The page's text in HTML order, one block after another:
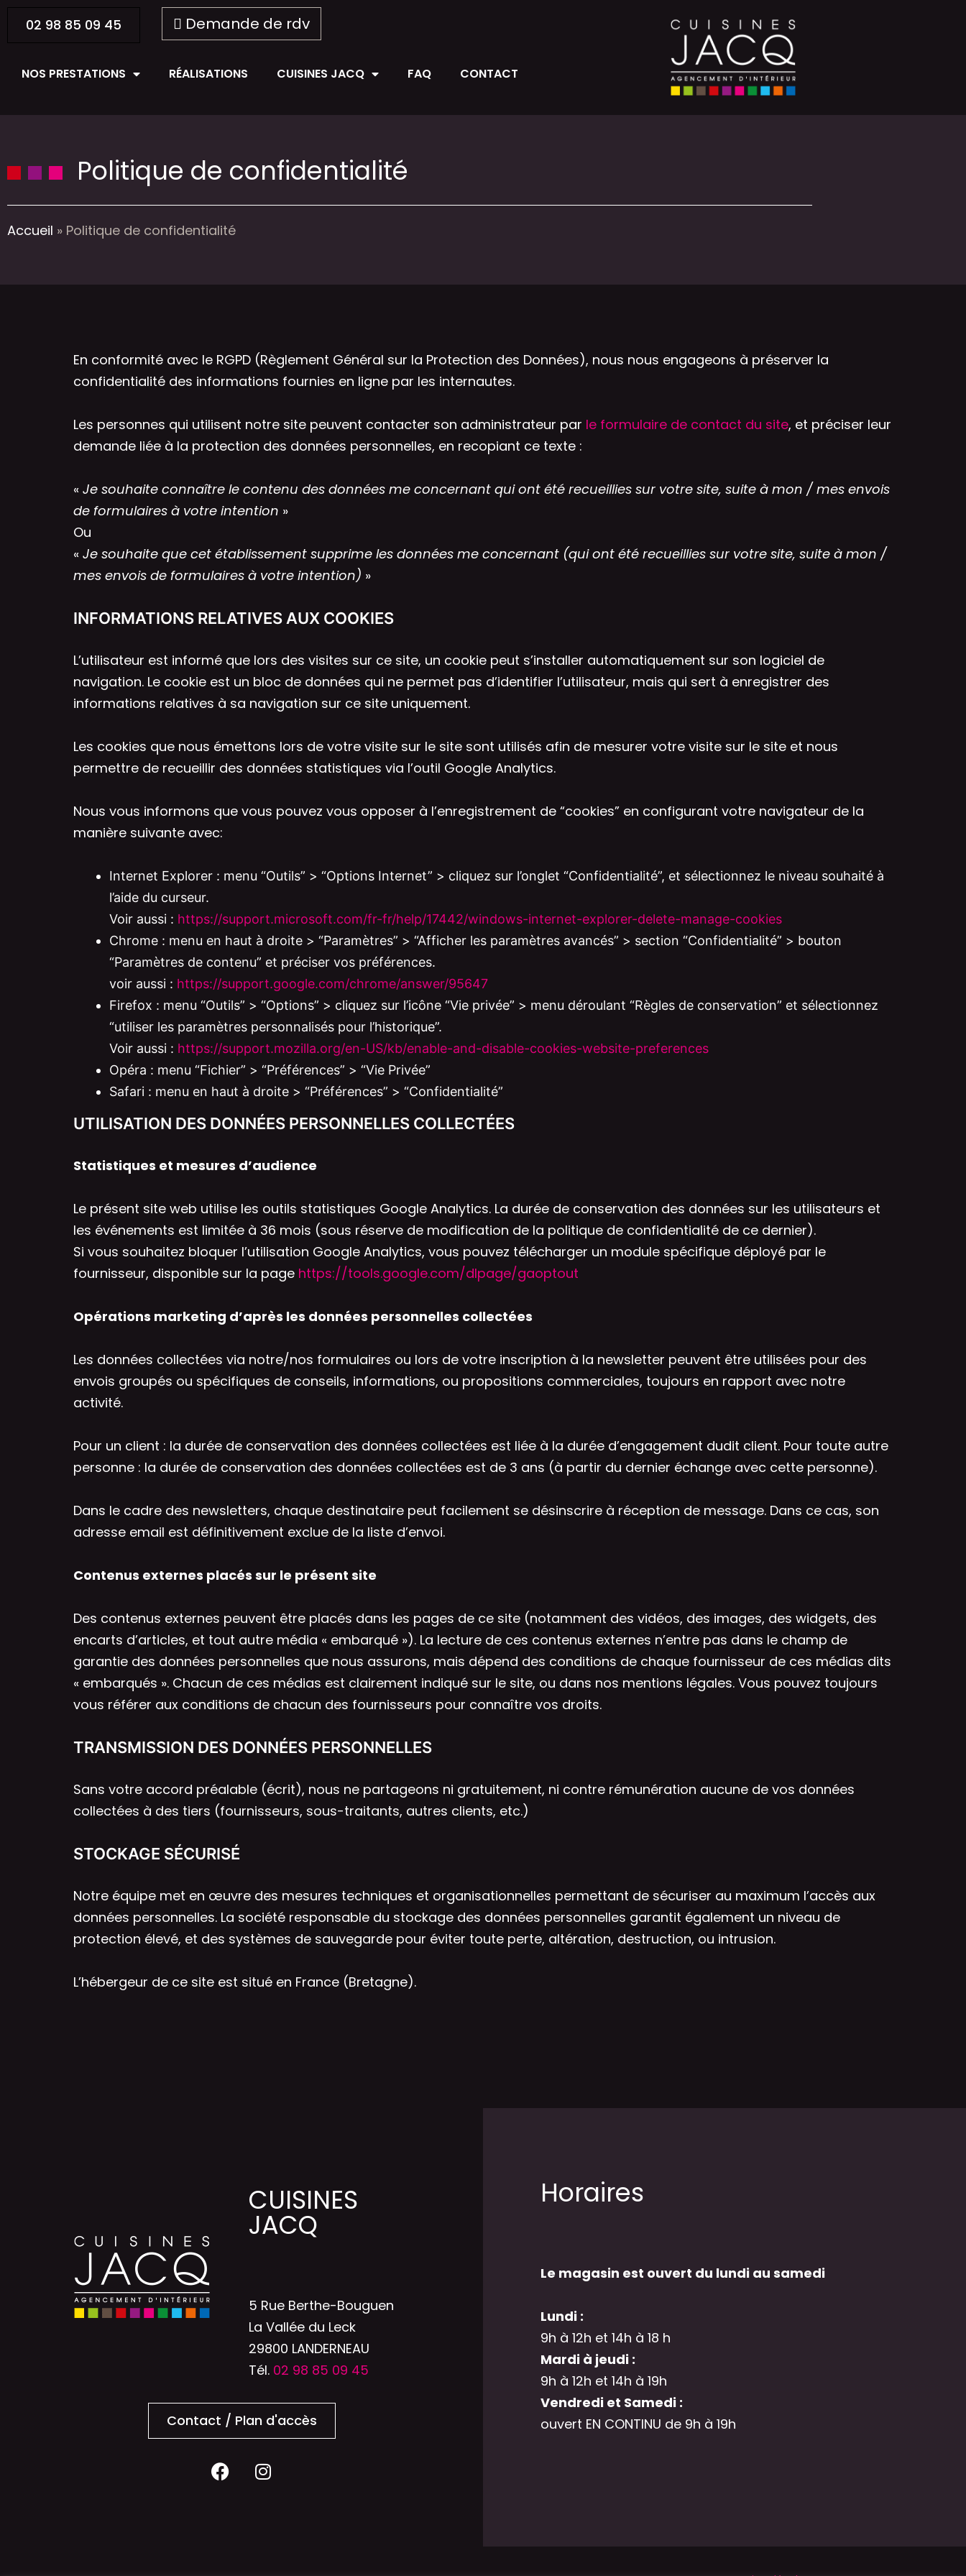
02 98 85 09 45 Demande de rdv
NOS PRESTATIONS RÉALISATIONS CUISINES JACQ FAQ CONTACT
Politique de confidentialité
Accueil » Politique de confidentialité
En conformité avec le RGPD (Règlement Général sur la Protection des Données), nous nous engageons à préserver la
confidentialité des informations fournies en ligne par les internautes.
Les personnes qui utilisent notre site peuvent contacter son administrateur par le formulaire de contact du site, et préciser leur
demande liée à la protection des données personnelles, en recopiant ce texte :
« Je souhaite connaître le contenu des données me concernant qui ont été recueillies sur votre site, suite à mon / mes envois
de formulaires à votre intention »
Ou
« Je souhaite que cet établissement supprime les données me concernant (qui ont été recueillies sur votre site, suite à mon /
mes envois de formulaires à votre intention) »
INFORMATIONS RELATIVES AUX COOKIES
L’utilisateur est informé que lors des visites sur ce site, un cookie peut s’installer automatiquement sur son logiciel de
navigation. Le cookie est un bloc de données qui ne permet pas d’identifier l’utilisateur, mais qui sert à enregistrer des
informations relatives à sa navigation sur ce site uniquement.
Les cookies que nous émettons lors de votre visite sur le site sont utilisés afin de mesurer votre visite sur le site et nous
permettre de recueillir des données statistiques via l’outil Google Analytics.
Nous vous informons que vous pouvez vous opposer à l’enregistrement de “cookies” en configurant votre navigateur de la
manière suivante avec:
Internet Explorer : menu “Outils” > “Options Internet” > cliquez sur l’onglet “Confidentialité”, et sélectionnez le niveau souhaité à
l’aide du curseur.
Voir aussi : https://support.microsoft.com/fr-fr/help/17442/windows-internet-explorer-delete-manage-cookies
Chrome : menu en haut à droite > “Paramètres” > “Afficher les paramètres avancés” > section “Confidentialité” > bouton
“Paramètres de contenu” et préciser vos préférences.
voir aussi : https://support.google.com/chrome/answer/95647
Firefox : menu “Outils” > “Options” > cliquez sur l’icône “Vie privée” > menu déroulant “Règles de conservation” et sélectionnez
“utiliser les paramètres personnalisés pour l’historique”.
Voir aussi : https://support.mozilla.org/en-US/kb/enable-and-disable-cookies-website-preferences
Opéra : menu “Fichier” > “Préférences” > “Vie Privée”
Safari : menu en haut à droite > “Préférences” > “Confidentialité”
UTILISATION DES DONNÉES PERSONNELLES COLLECTÉES
Statistiques et mesures d’audience
Le présent site web utilise les outils statistiques Google Analytics. La durée de conservation des données sur les utilisateurs et
les événements est limitée à 36 mois (sous réserve de modification de la politique de confidentialité de ce dernier).
Si vous souhaitez bloquer l’utilisation Google Analytics, vous pouvez télécharger un module spécifique déployé par le
fournisseur, disponible sur la page https://tools.google.com/dlpage/gaoptout
Opérations marketing d’après les données personnelles collectées
Les données collectées via notre/nos formulaires ou lors de votre inscription à la newsletter peuvent être utilisées pour des
envois groupés ou spécifiques de conseils, informations, ou propositions commerciales, toujours en rapport avec notre
activité.
Pour un client : la durée de conservation des données collectées est liée à la durée d’engagement dudit client. Pour toute autre
personne : la durée de conservation des données collectées est de 3 ans (à partir du dernier échange avec cette personne).
Dans le cadre des newsletters, chaque destinataire peut facilement se désinscrire à réception de message. Dans ce cas, son
adresse email est définitivement exclue de la liste d’envoi.
Contenus externes placés sur le présent site
Des contenus externes peuvent être placés dans les pages de ce site (notamment des vidéos, des images, des widgets, des
encarts d’articles, et tout autre média « embarqué »). La lecture de ces contenus externes n’entre pas dans le champ de
garantie des données personnelles que nous assurons, mais dépend des conditions de chaque fournisseur de ces médias dits
« embarqués ». Chacun de ces médias est clairement indiqué sur le site, ou dans nos mentions légales. Vous pouvez toujours
vous référer aux conditions de chacun des fournisseurs pour connaître vos droits.
TRANSMISSION DES DONNÉES PERSONNELLES
Sans votre accord préalable (écrit), nous ne partageons ni gratuitement, ni contre rémunération aucune de vos données
collectées à des tiers (fournisseurs, sous-traitants, autres clients, etc.)
STOCKAGE SÉCURISÉ
Notre équipe met en œuvre des mesures techniques et organisationnelles permettant de sécuriser au maximum l’accès aux
données personnelles. La société responsable du stockage des données personnelles garantit également un niveau de
protection élevé, et des systèmes de sauvegarde pour éviter toute perte, altération, destruction, ou intrusion.
L’hébergeur de ce site est situé en France (Bretagne).
CUISINES
JACQ
5 Rue Berthe-Bouguen
La Vallée du Leck
29800 LANDERNEAU
Tél. 02 98 85 09 45
Contact / Plan d'accès
Horaires
Le magasin est ouvert du lundi au samedi
Lundi :
9h à 12h et 14h à 18 h
Mardi à jeudi :
9h à 12h et 14h à 19h
Vendredi et Samedi :
ouvert EN CONTINU de 9h à 19h